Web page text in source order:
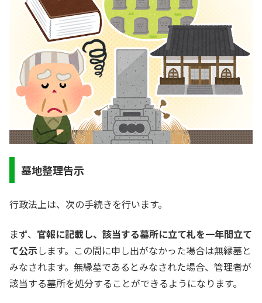
墓地整理告示
行政法上は、次の手続きを行います。
まず、 官報に記載し、該当する墓所に立て札を一年間立て
て公示します。この間に申し出がなかった場合は無縁墓と
みなされます。無縁墓であるとみなされた場合、管理者が
該当する墓所を処分することができるようになります。